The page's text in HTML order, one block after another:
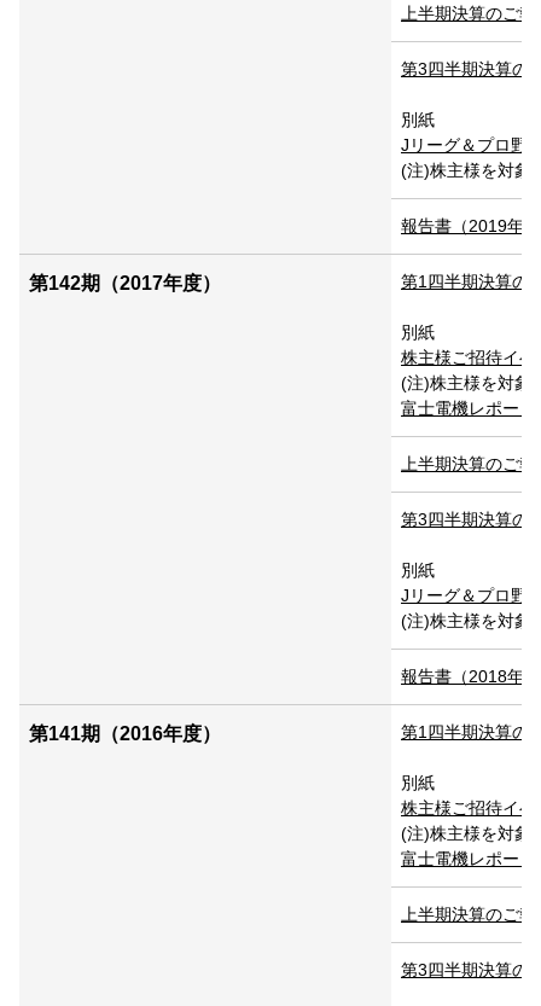
上半期決算のご
第3四半期決算の
別紙
Jリーグ＆プロ野
(注)株主様を対象
報告書（2019年
第142期（2017年度） 第1四半期決算の
別紙
株主様ご招待イ
(注)株主様を対象
富士電機レポー
上半期決算のご
第3四半期決算の
別紙
Jリーグ＆プロ野
(注)株主様を対象
報告書（2018年
第141期（2016年度） 第1四半期決算の
別紙
株主様ご招待イ
(注)株主様を対象
富士電機レポー
上半期決算のご
第3四半期決算の